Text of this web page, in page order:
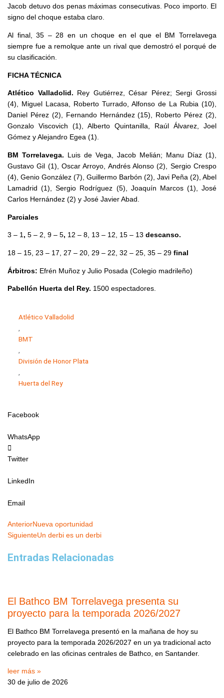
Jacob detuvo dos penas máximas consecutivas. Poco importo. El
signo del choque estaba claro.
Al final, 35 – 28 en un choque en el que el BM Torrelavega
siempre fue a remolque ante un rival que demostró el porqué de
su clasificación.
FICHA TÉCNICA
Atlético Valladolid.
Rey Gutiérrez, César Pérez; Sergi Grossi
(4), Miguel Lacasa, Roberto Turrado, Alfonso de La Rubia (10),
Daniel Pérez (2), Fernando Hernández (15), Roberto Pérez (2),
Gonzalo Viscovich (1), Alberto Quintanilla, Raúl Álvarez, Joel
Gómez y Alejandro Egea (1).
BM Torrelavega.
Luis de Vega, Jacob Melián; Manu Díaz (1),
Gustavo Gil (1), Oscar Arroyo, Andrés Alonso (2), Sergio Crespo
(4), Genio González (7), Guillermo Barbón (2), Javi Peña (2), Abel
Lamadrid (1), Sergio Rodríguez (5), Joaquín Marcos (1), José
Carlos Hernández (2) y José Javier Abad.
Parciales
3 – 1, 5 – 2, 9 – 5, 12 – 8, 13 – 12, 15 – 13 descanso.
18 – 15, 23 – 17, 27 – 20, 29 – 22, 32 – 25, 35 – 29 final
Árbitros: Efrén Muñoz y Julio Posada (Colegio madrileño)
Pabellón Huerta del Rey. 1500 espectadores.
Atlético Valladolid
BMT
División de Honor Plata
Huerta del Rey
Facebook
WhatsApp
Twitter
LinkedIn
Email
Ant
AnteriorNueva oportunidad
SiguienteUn derbi es un derbi
Entradas Relacionadas
El Bathco BM Torrelavega presenta su
proyecto para la temporada 2026/2027
El Bathco BM Torrelavega presentó en la mañana de hoy su
proyecto para la temporada 2026/2027 en un ya tradicional acto
celebrado en las oficinas centrales de Bathco, en Santander.
leer más »
30 de julio de 2026